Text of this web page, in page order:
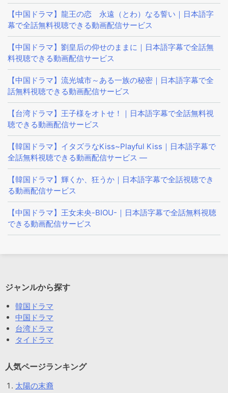
【中国ドラマ】龍王の恋 永遠（とわ）なる誓い｜日本語字
幕で全話無料視聴できる動画配信サービス
【中国ドラマ】劉皇后の仰せのままに｜日本語字幕で全話無
料視聴できる動画配信サービス
【中国ドラマ】流光城市～ある一族の秘密｜日本語字幕で全
話無料視聴できる動画配信サービス
【台湾ドラマ】王子様をオトせ！｜日本語字幕で全話無料視
聴できる動画配信サービス
【韓国ドラマ】イタズラなKiss~Playful Kiss｜日本語字幕で
全話無料視聴できる動画配信サービス —
【韓国ドラマ】輝くか、狂うか｜日本語字幕で全話視聴でき
る動画配信サービス
【中国ドラマ】王女未央-BIOU-｜日本語字幕で全話無料視聴
できる動画配信サービス
ジャンルから探す
韓国ドラマ
中国ドラマ
台湾ドラマ
タイドラマ
人気ページランキング
太陽の末裔